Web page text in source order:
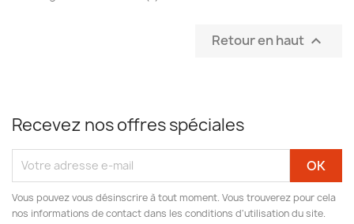
Retour en haut 
Recevez nos offres spéciales
Vous pouvez vous désinscrire à tout moment. Vous trouverez pour cela
nos informations de contact dans les conditions d'utilisation du site.